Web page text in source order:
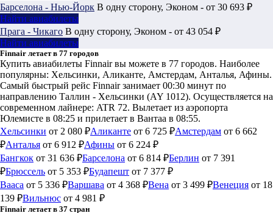
Барселона - Нью-Йорк В одну сторону, Эконом - от 30 693 ₽
Найти авиабилеты
Прага - Чикаго В одну сторону, Эконом - от 43 054 ₽
Найти авиабилеты
Finnair летает в 77 городов
Купить авиабилеты Finnair вы можете в 77 городов. Наиболее
популярны: Хельсинки, Аликанте, Амстердам, Анталья, Афины.
Самый быстрый рейс Finnair занимает 00:30 минут по
направлению Таллин - Хельсинки (AY 1012). Осуществляется на
современном лайнере: ATR 72. Вылетает из аэропорта
Юлемисте в 08:25 и прилетает в Вантаа в 08:55.
Хельсинки от 2 080 ₽Аликанте от 6 725 ₽Амстердам от 6 662
₽Анталья от 6 912 ₽Афины от 6 224 ₽
Бангкок от 31 636 ₽Барселона от 6 814 ₽Берлин от 7 391
₽Брюссель от 5 353 ₽Будапешт от 7 377 ₽
Вааса от 5 336 ₽Варшава от 4 368 ₽Вена от 3 499 ₽Венеция от 18
139 ₽Вильнюс от 4 981 ₽
Finnair летает в 37 стран